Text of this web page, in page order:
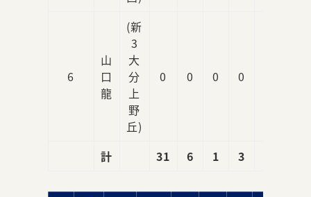
6
山
口
龍
(新
3
大
分
上
野
丘)
0 0 0 0
計 31 6 1 3